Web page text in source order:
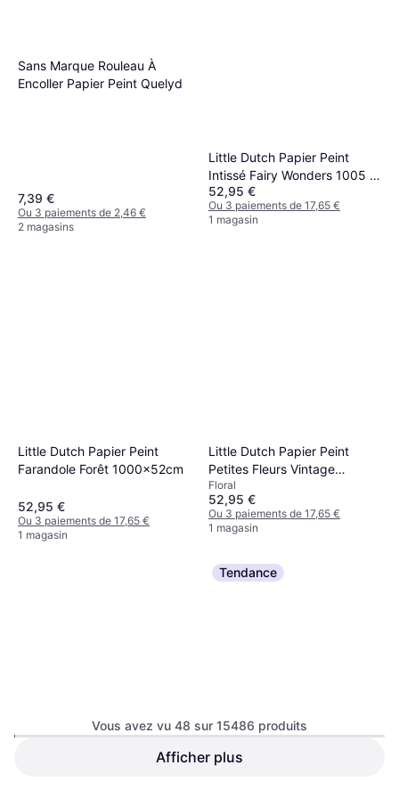
Sans Marque Rouleau À
Encoller Papier Peint Quelyd
7,39 €
Ou 3 paiements de 2,46 €
2 magasins
Little Dutch Papier Peint
Intissé Fairy Wonders 1005 x
52 cm
52,95 €
Ou 3 paiements de 17,65 €
1 magasin
Little Dutch Papier Peint
Farandole Forêt 1000x52cm
52,95 €
Ou 3 paiements de 17,65 €
1 magasin
Little Dutch Papier Peint
Petites Fleurs Vintage
1000x52cm
Floral
52,95 €
Ou 3 paiements de 17,65 €
1 magasin
Little Dutch Papier Peint
Tendance
Little Dutch Papier Peint Mini
Vous avez vu 48 sur 15486 produits
Afficher plus